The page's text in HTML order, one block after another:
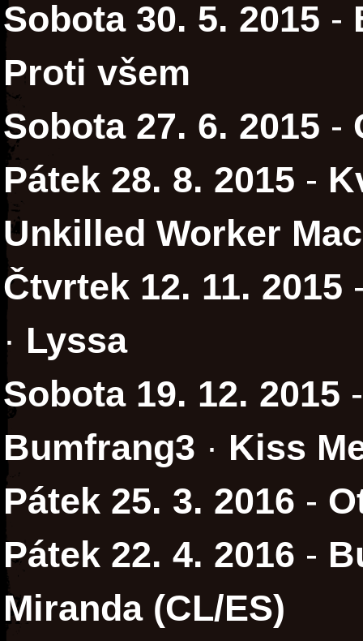
Sobota 30. 5. 2015 -
Proti všem
Sobota 27. 6. 2015 -
Pátek 28. 8. 2015 -
Unkilled Worker
Čtvrtek 12. 11. 2015
· Lyssa
Sobota 19. 12. 2015
Bumfrang3 · Kiss
Pátek 25. 3. 2016 -
Pátek 22. 4. 2016 -
Miranda (CL/ES)